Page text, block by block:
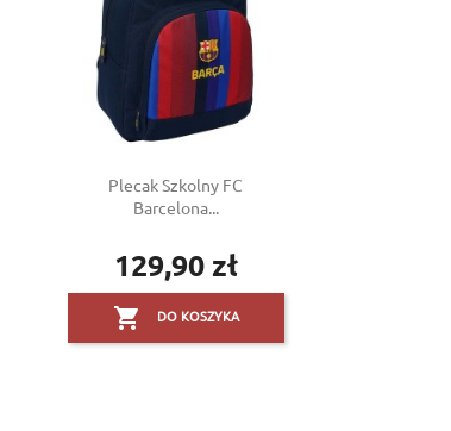
Plecak Szkolny FC
Barcelona...
Cena
129,90 zł
 DO KOSZYKA